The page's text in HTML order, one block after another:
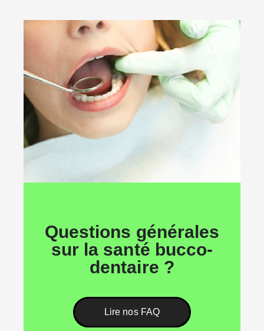
Questions générales
sur la santé bucco-
dentaire ?
Lire nos FAQ